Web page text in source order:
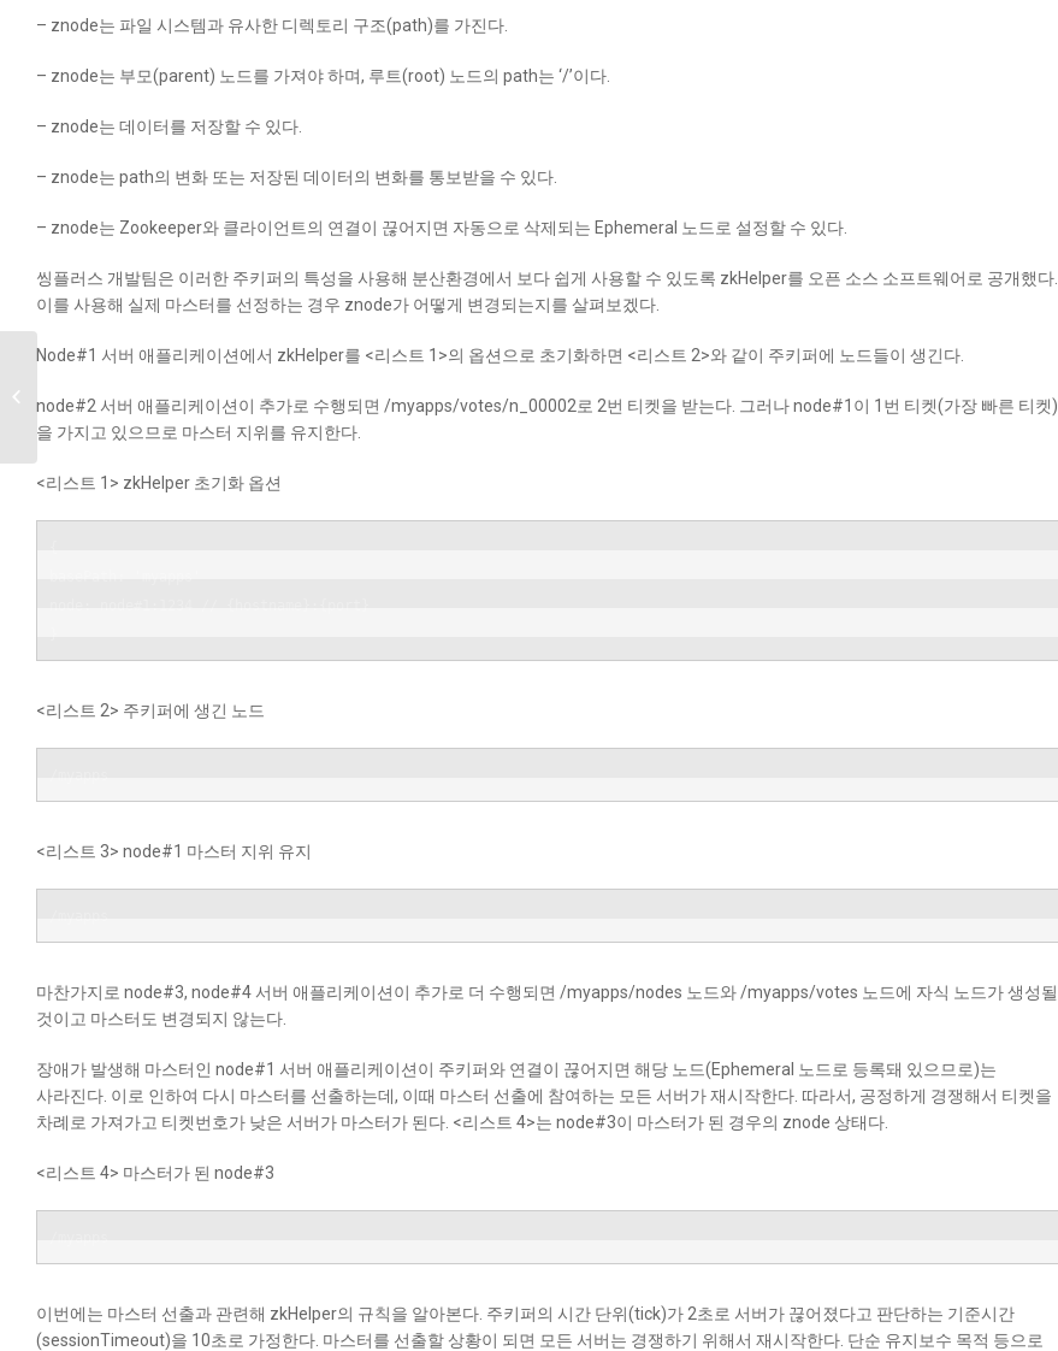
– znode는 파일 시스템과 유사한 디렉토리 구조(path)를 가진다.
– znode는 부모(parent) 노드를 가져야 하며, 루트(root) 노드의 path는 ‘/’이다.
– znode는 데이터를 저장할 수 있다.
– znode는 path의 변화 또는 저장된 데이터의 변화를 통보받을 수 있다.
– znode는 Zookeeper와 클라이언트의 연결이 끊어지면 자동으로 삭제되는 Ephemeral 노드로 설정할 수 있다.
씽플러스 개발팀은 이러한 주키퍼의 특성을 사용해 분산환경에서 보다 쉽게 사용할 수 있도록 zkHelper를 오픈 소스 소프트웨어로 공개했다.
이를 사용해 실제 마스터를 선정하는 경우 znode가 어떻게 변경되는지를 살펴보겠다.
Node#1 서버 애플리케이션에서 zkHelper를 <리스트 1>의 옵션으로 초기화하면 <리스트 2>와 같이 주키퍼에 노드들이 생긴다.
node#2 서버 애플리케이션이 추가로 수행되면 /myapps/votes/n_00002로 2번 티켓을 받는다. 그러나 node#1이 1번 티켓(가장 빠른 티켓)
을 가지고 있으므로 마스터 지위를 유지한다.
<리스트 1> zkHelper 초기화 옵션
<리스트 2> 주키퍼에 생긴 노드
<리스트 3> node#1 마스터 지위 유지
마찬가지로 node#3, node#4 서버 애플리케이션이 추가로 더 수행되면 /myapps/nodes 노드와 /myapps/votes 노드에 자식 노드가 생성될
것이고 마스터도 변경되지 않는다.
장애가 발생해 마스터인 node#1 서버 애플리케이션이 주키퍼와 연결이 끊어지면 해당 노드(Ephemeral 노드로 등록돼 있으므로)는
사라진다. 이로 인하여 다시 마스터를 선출하는데, 이때 마스터 선출에 참여하는 모든 서버가 재시작한다. 따라서, 공정하게 경쟁해서 티켓을
차례로 가져가고 티켓번호가 낮은 서버가 마스터가 된다. <리스트 4>는 node#3이 마스터가 된 경우의 znode 상태다.
<리스트 4> 마스터가 된 node#3
이번에는 마스터 선출과 관련해 zkHelper의 규칙을 알아본다. 주키퍼의 시간 단위(tick)가 2초로 서버가 끊어졌다고 판단하는 기준시간
(sessionTimeout)을 10초로 가정한다. 마스터를 선출할 상황이 되면 모든 서버는 경쟁하기 위해서 재시작한다. 단순 유지보수 목적 등으로
플랫폼 씽플러스
`GS인증` 획득